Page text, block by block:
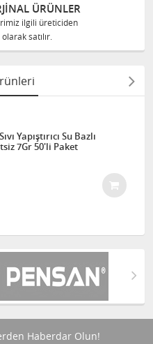
ÜRÜNLER
ilgili üreticiden
satılır.
Yapıştırıcı Su Bazlı
7Gr 50'li Paket
Haberdar Olun!